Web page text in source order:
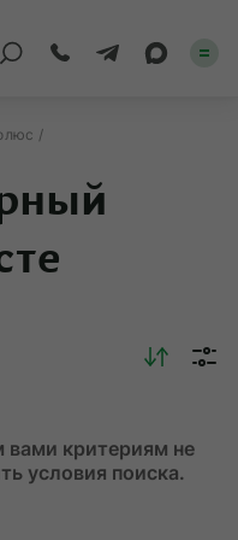
вами критериям не
условия поиска.